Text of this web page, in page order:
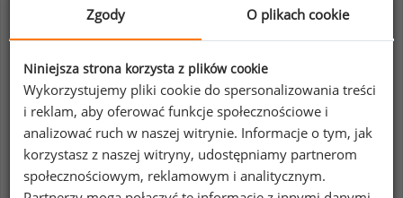
20 088 pracowników,
313 stanowisk
Raport dostępny jako:
Platforma online / Excel / PDF
Podsumowanie raportu
Wersja demo, w tym:
Zgody O plikach cookie
Niniejsza strona korzysta z plików cookie
Wykorzystujemy pliki cookie do spersonalizowania treści
i reklam, aby oferować funkcje społecznościowe i
analizować ruch w naszej witrynie. Informacje o tym, jak
korzystasz z naszej witryny, udostępniamy partnerom
społecznościowym, reklamowym i analitycznym.